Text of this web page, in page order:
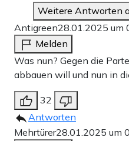
Weitere Antworten
Antigreen28.01.2025 um
Melden
Was nun? Gegen die
abbauen will und nun in
32
Antworten
Mehrtürer28.01.2025 um